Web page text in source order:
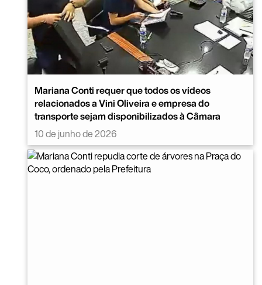
Mariana Conti requer que todos os vídeos
relacionados a Vini Oliveira e empresa do
transporte sejam disponibilizados à Câmara
10 de junho de 2026